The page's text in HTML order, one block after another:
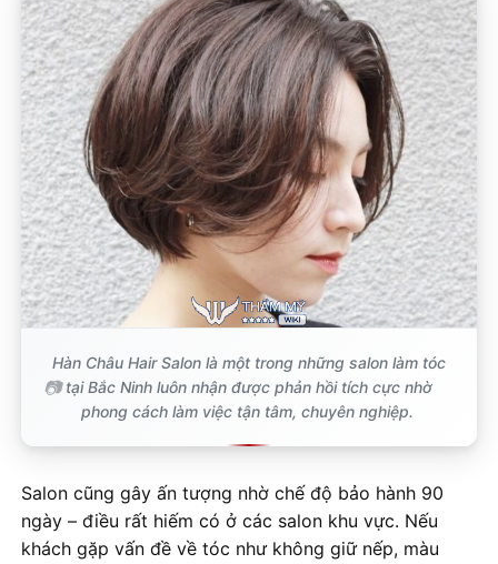
Hàn Châu Hair Salon là một trong những salon làm tóc
tại Bắc Ninh luôn nhận được phản hồi tích cực nhờ
phong cách làm việc tận tâm, chuyên nghiệp.
Salon cũng gây ấn tượng nhờ chế độ bảo hành 90
ngày – điều rất hiếm có ở các salon khu vực. Nếu
khách gặp vấn đề về tóc như không giữ nếp, màu